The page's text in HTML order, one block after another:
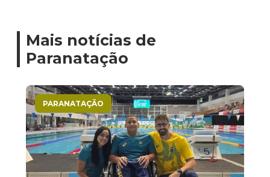
Mais notícias de
Paranatação
PARANATAÇÃO